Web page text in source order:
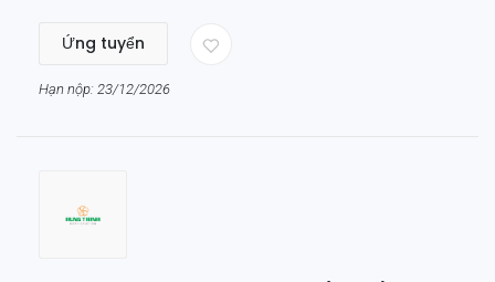
Ứng tuyển
Hạn nộp: 23/12/2026